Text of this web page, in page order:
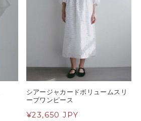
シアージャカードボリュームスリ
ーブワンピース
¥23,650 JPY